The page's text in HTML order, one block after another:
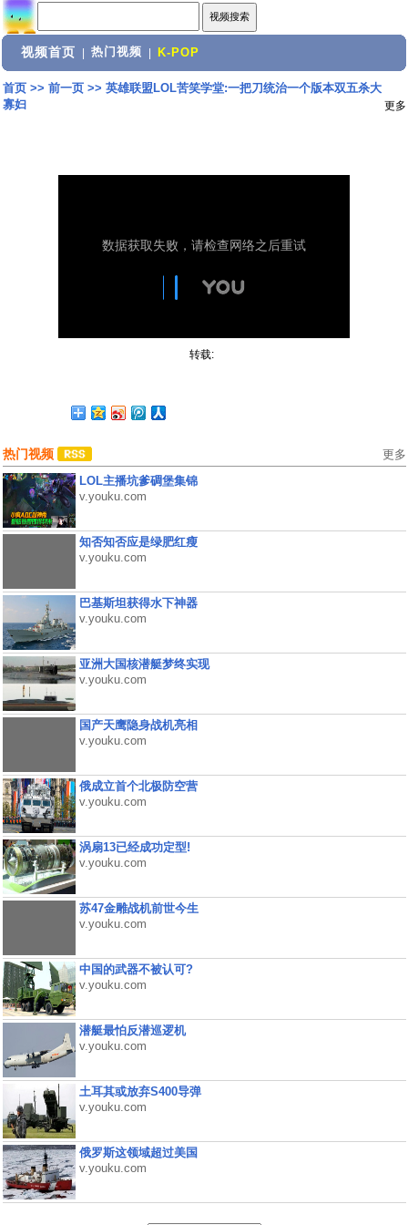
视频首页 热门视频 K-POP
首页>> 前一页>> 英雄联盟LOL苦笑学堂:一把刀统治一个版本双五杀大
寡妇
更多
转载:
热门视频 更多
LOL主播坑爹碉堡集锦
v.youku.com
知否知否应是绿肥红瘦
v.youku.com
巴基斯坦获得水下神器
v.youku.com
亚洲大国核潜艇梦终实现
v.youku.com
国产天鹰隐身战机亮相
v.youku.com
俄成立首个北极防空营
v.youku.com
涡扇13已经成功定型!
v.youku.com
苏47金雕战机前世今生
v.youku.com
中国的武器不被认可?
v.youku.com
潜艇最怕反潜巡逻机
v.youku.com
土耳其或放弃S400导弹
v.youku.com
俄罗斯这领域超过美国
v.youku.com